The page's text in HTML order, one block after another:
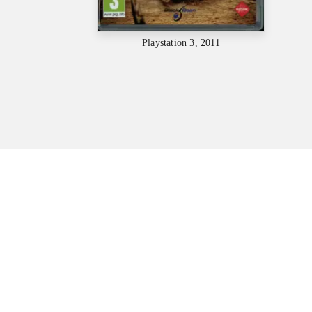
Playstation 3, 2011